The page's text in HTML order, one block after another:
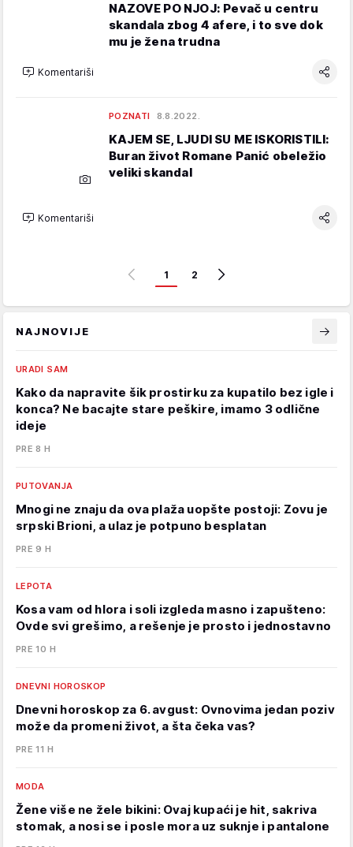
NAZOVE PO NJOJ: Pevač u centru
skandala zbog 4 afere, i to sve dok
mu je žena trudna
Komentariši
POZNATI 8.8.2022.
KAJEM SE, LJUDI SU ME ISKORISTILI:
Buran život Romane Panić obeležio
veliki skandal
Komentariši
1 2
NAJNOVIJE
URADI SAM
Kako da napravite šik prostirku za kupatilo bez igle i
konca? Ne bacajte stare peškire, imamo 3 odlične
ideje
PRE 8 H
PUTOVANJA
Mnogi ne znaju da ova plaža uopšte postoji: Zovu je
srpski Brioni, a ulaz je potpuno besplatan
PRE 9 H
LEPOTA
Kosa vam od hlora i soli izgleda masno i zapušteno:
Ovde svi grešimo, a rešenje je prosto i jednostavno
PRE 10 H
DNEVNI HOROSKOP
Dnevni horoskop za 6. avgust: Ovnovima jedan poziv
može da promeni život, a šta čeka vas?
PRE 11 H
MODA
Žene više ne žele bikini: Ovaj kupaći je hit, sakriva
stomak, a nosi se i posle mora uz suknje i pantalone